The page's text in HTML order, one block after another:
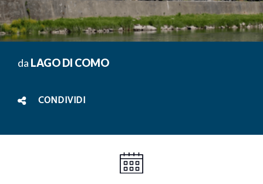
da LAGO DI COMO
CONDIVIDI